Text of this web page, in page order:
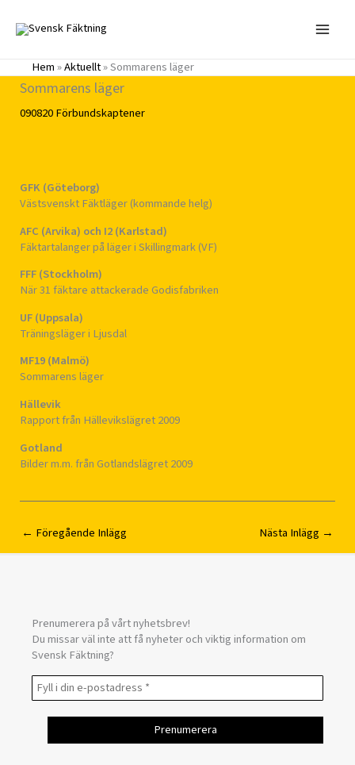
innehåll
Hem»Aktuellt»Sommarens läger
Sommarens läger
090820Förbundskaptener
GFK (Göteborg)
Västsvenskt Fäktläger (kommande helg)
AFC (Arvika) och I2 (Karlstad)
Fäktartalanger på läger i Skillingmark (VF)
FFF (Stockholm)
När 31 fäktare attackerade Godisfabriken
UF (Uppsala)
Träningsläger i Ljusdal
MF19 (Malmö)
Sommarens läger
Hällevik
Rapport från Hällevikslägret 2009
Gotland
Bilder m.m. från Gotlandslägret 2009
← Föregående Inlägg Nästa Inlägg →
Prenumerera på vårt nyhetsbrev!
Du missar väl inte att få nyheter och viktig information om
Svensk Fäktning?